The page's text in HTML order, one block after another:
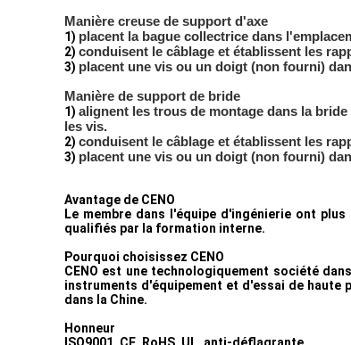
Manière creuse de support d'axe
1) placent la bague collectrice dans
2) conduisent le câblage et établissent les
3) placent une vis ou un doigt (non fourni)
Manière de support de bride
1) alignent les trous de montage dans la
les vis.
2) conduisent le câblage et établissent les
3) placent une vis ou un doigt (non fourni)
Avantage de CENO
Le membre dans l'équipe d'ingénierie ont
qualifiés par la formation interne.
Pourquoi choisissez CENO
CENO est une technologiquement société
instruments d'équipement et d'essai de
dans la Chine.
Honneur